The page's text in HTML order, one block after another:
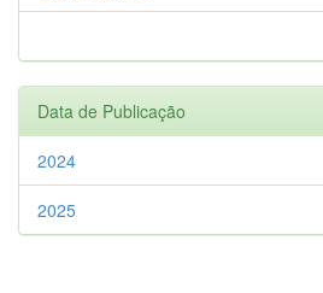
Data de Publicação
2024
2025